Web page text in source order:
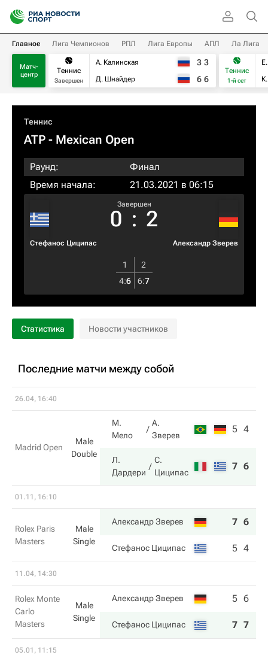
Главное Лига Чемпионов РПЛ Лига Европы АПЛ Ла Лига
Матч-
центр
Теннис
Завершен
А. Калинская
Д. Шнайдер
3 3
6 6
Теннис
1-й сет
Теннис
ATP - Mexican Open
Раунд:
Финал
Время начала:
21.03.2021 в 06:15
Стефанос Циципас
Завершен
0 : 2
Александр Зверев
1
2
4:6 6:7
Статистика Новости участников
Последние матчи между собой
26.04, 16:40
Madrid Open
Male
Double
М.
Мело
А.
Зверев
5 4
Л.
Дардери
С.
Циципас
7 6
01.11, 16:10
Rolex Paris
Masters
Male
Single
Александр Зверев 7 6
Стефанос Циципас 5 4
11.04, 14:30
Rolex Monte
Carlo
Masters
Male
Single
Александр Зверев 5 6
Стефанос Циципас 7 7
05.01, 11:15